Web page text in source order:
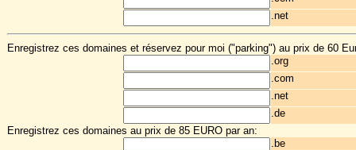
.net
Enregistrez ces domaines et réservez pour moi ("parking") au prix de 60
.org
.com
.net
.de
Enregistrez ces domaines au prix de 85 EURO par an:
.be